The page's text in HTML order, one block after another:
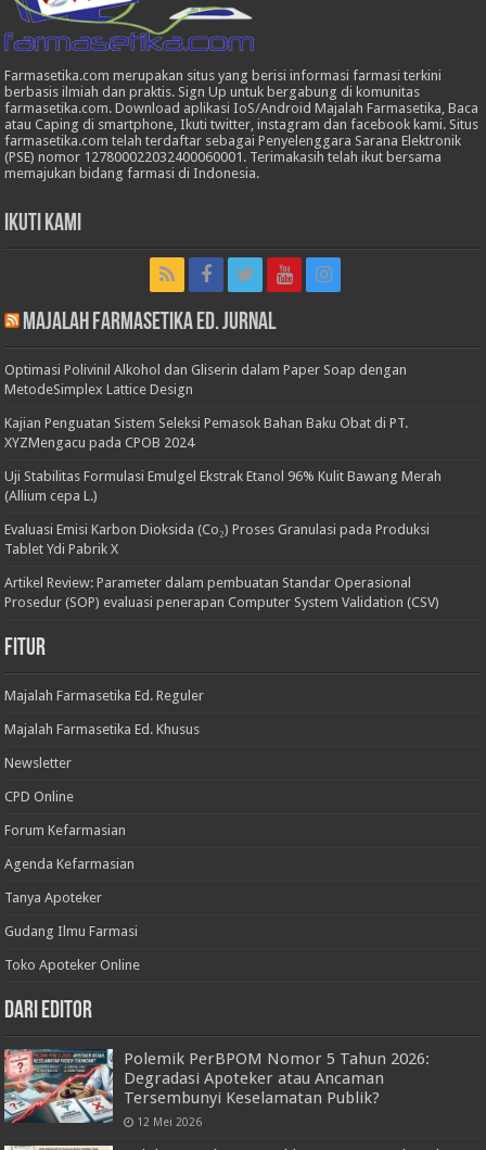
Farmasetika.com merupakan situs yang berisi informasi farmasi terkini
berbasis ilmiah dan praktis. Sign Up untuk bergabung di komunitas
farmasetika.com. Download aplikasi IoS/Android Majalah Farmasetika, Baca
atau Caping di smartphone, Ikuti twitter, instagram dan facebook kami. Situs
farmasetika.com telah terdaftar sebagai Penyelenggara Sarana Elektronik
(PSE) nomor 127800022032400060001. Terimakasih telah ikut bersama
memajukan bidang farmasi di Indonesia.
Ikuti Kami
Majalah Farmasetika Ed. Jurnal
Optimasi Polivinil Alkohol dan Gliserin dalam Paper Soap dengan
MetodeSimplex Lattice Design
Kajian Penguatan Sistem Seleksi Pemasok Bahan Baku Obat di PT.
XYZMengacu pada CPOB 2024
Uji Stabilitas Formulasi Emulgel Ekstrak Etanol 96% Kulit Bawang Merah
(Allium cepa L.)
Evaluasi Emisi Karbon Dioksida (Co₂) Proses Granulasi pada Produksi
Tablet Ydi Pabrik X
Artikel Review: Parameter dalam pembuatan Standar Operasional
Prosedur (SOP) evaluasi penerapan Computer System Validation (CSV)
Fitur
Majalah Farmasetika Ed. Reguler
Majalah Farmasetika Ed. Khusus
Newsletter
CPD Online
Forum Kefarmasian
Agenda Kefarmasian
Tanya Apoteker
Gudang Ilmu Farmasi
Toko Apoteker Online
Dari Editor
Polemik PerBPOM Nomor 5 Tahun 2026:
Degradasi Apoteker atau Ancaman
Tersembunyi Keselamatan Publik?
12 Mei 2026